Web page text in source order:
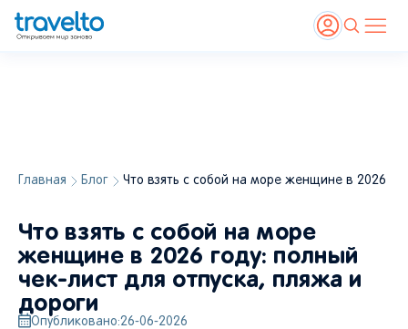
Главная Блог Что взять с собой на море женщине в 2026
Что взять с собой на море
женщине в 2026 году: полный
чек-лист для отпуска, пляжа и
дороги
Опубликовано:26-06-2026